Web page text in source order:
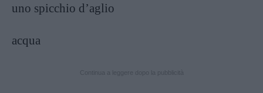
uno spicchio d’aglio
acqua